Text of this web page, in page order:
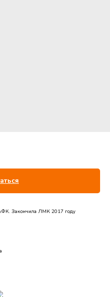
Закончила ЛМК 2017 году